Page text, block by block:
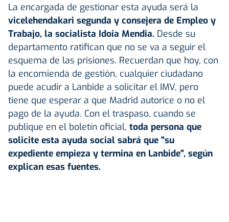
La encargada de gestionar esta ayuda será la
vicelehendakari segunda y consejera de Empleo y
Trabajo, la socialista Idoia Mendia. Desde su
departamento ratifican que no se va a seguir el
esquema de las prisiones. Recuerdan que hoy, con
la encomienda de gestión, cualquier ciudadano
puede acudir a Lanbide a solicitar el IMV, pero
tiene que esperar a que Madrid autorice o no el
pago de la ayuda. Con el traspaso, cuando se
publique en el boletín oficial, toda persona que
solicite esta ayuda social sabrá que "su
expediente empieza y termina en Lanbide", según
explican esas fuentes.